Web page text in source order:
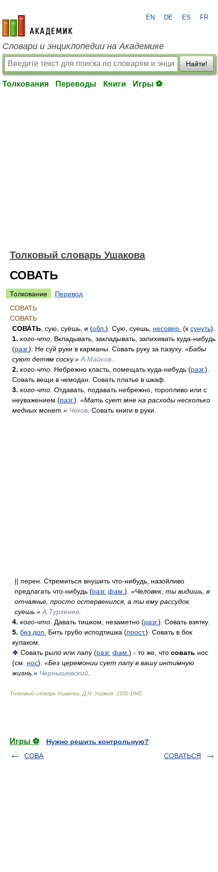
academic.ru
EN DE ES FR
Словари и энциклопедии на Академике
Найти!
Толкования Переводы Книги Игры ⚽
Толковый словарь Ушакова
СОВАТЬ
Толкование
Перевод
СОВАТЬ
СОВАТЬ
СОВА́ТЬ , сую, суёшь, и (обл. ). Сую, суешь, несовер. (к сунуть).
1. кого-что . Вкладывать, закладывать, запихивать куда-нибудь
(разг.). Не суй руки в карманы. Совать руку за пазуху. «Бабы
суют детям соску.» А.Майков
2. кого-что . Небрежно класть, помещать куда-нибудь (разг.).
Совать вещи в чемодан. Совать платье в шкаф.
3. кого-что . Отдавать, подавать небрежно, торопливо или с
неуважением (разг.). «Мать сует мне на расходы несколько
медных монет.» Чехов . Совать книги в руки.
|| перен. Стремиться внушить что-нибудь, назойливо
предлагать что-нибудь (разг. фам. ). «Человек, ты видишь, в
отчаянье, просто остервенился, а ты ему рассудок
суешь.» А.Тургенев
4. кого-что . Давать тишком, незаметно (разг.). Совать взятку.
5. без доп. Бить грубо исподтишка (прост.). Совать в бок
кулаком.
❖ Совать рыло или лапу (разг. фам. ) - то же, что совать нос
(см. нос). «Без церемонии сует лапу в вашу интимную
жизнь.» Чернышевский
Толковый словарь Ушакова Д.Н. Ушаков. 1935-1940
Игры ⚽
Нужно решить контрольную?
СОВА
СОВАТЬСЯ